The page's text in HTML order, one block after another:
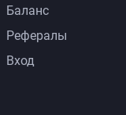
Баланс
Рефералы
Вход